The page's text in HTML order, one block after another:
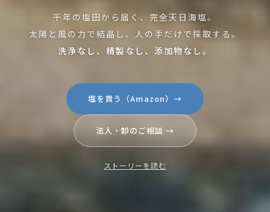
千年の塩田から届く、完全天日海塩。
太陽と風の力で結晶し、人の手だけで採取する。
洗浄なし、精製なし、添加物なし。
塩を買う（Amazon）→
法人・卸のご相談 →
ストーリーを読む